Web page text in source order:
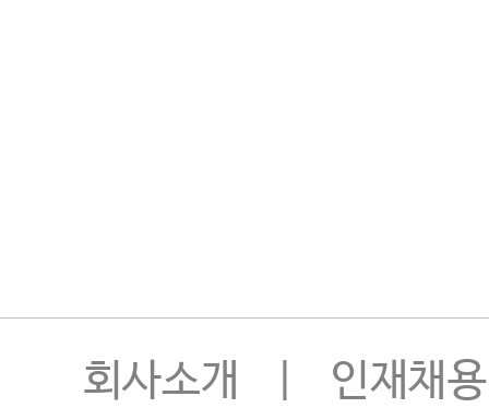
회사소개 인재채용